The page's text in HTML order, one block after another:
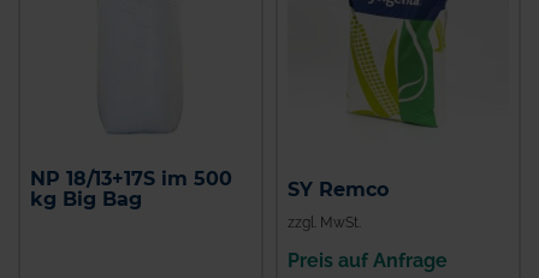
NP 18/13+17S im 500
kg Big Bag
SY Remco
zzgl. MwSt.
Preis auf Anfrage